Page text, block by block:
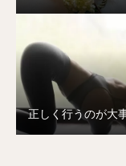
正しく行うのが大